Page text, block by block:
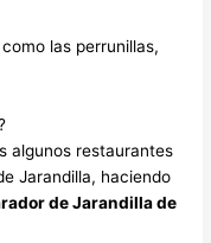
las perrunillas,
algunos restaurantes
Jarandilla, haciendo
de Jarandilla de